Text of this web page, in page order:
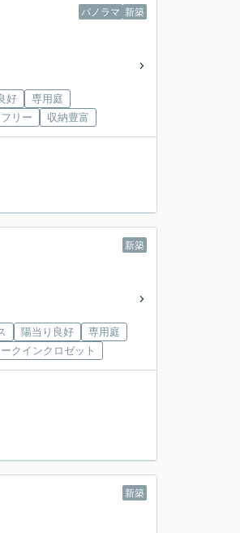
パノラマ 新築
好
専用庭
リー 収納豊富
新築
陽当り良好
専用庭
クインクロゼット
新築